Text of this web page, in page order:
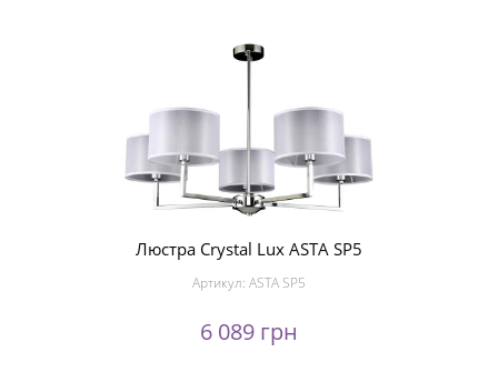
Люстра Crystal Lux ASTA SP5
Артикул: ASTA SP5
6 089 грн